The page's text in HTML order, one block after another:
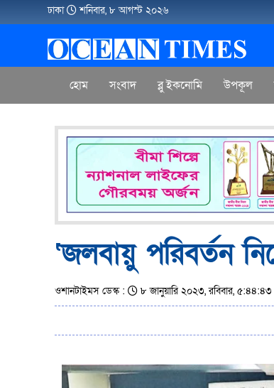
ঢাকা শনিবার, ৮ আগস্ট ২০২৬
হোম সংবাদ ব্লু ইকনোমি উপকূল
‘জলবায়ু পরিবর্তন
ওশানটাইমস ডেস্ক : ৮ জানুয়ারি ২০২৩, রবিবার, ৫:৪৪:৪৩